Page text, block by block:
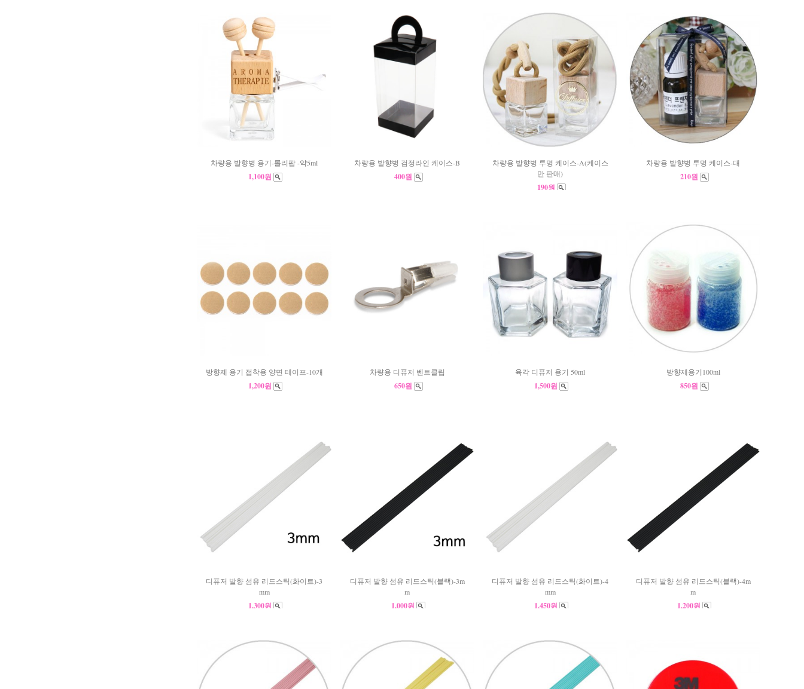
차량용 발향병 용기-롤리팝 -약5ml
1,100원
차량용 발향병 검정라인 케이스-B
400원
차량용 발향병 투명 케이스-A(케이스
만 판매)
190원
차량용 발향병 투명 케이스-대
210원
방향제 용기 접착용 양면 테이프-10개
1,200원
차량용 디퓨저 벤트클립
650원
육각 디퓨저 용기 50ml
1,500원
방향제용기100ml
850원
디퓨저 발향 섬유 리드스틱(화이트)-3
mm
1,300원
디퓨저 발향 섬유 리드스틱(블랙)-3m
m
1,000원
디퓨저 발향 섬유 리드스틱(화이트)-4
mm
1,450원
디퓨저 발향 섬유 리드스틱(블랙)-4m
m
1,200원